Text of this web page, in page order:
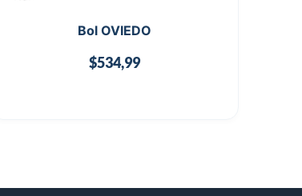
Bol OVIEDO
$534,99